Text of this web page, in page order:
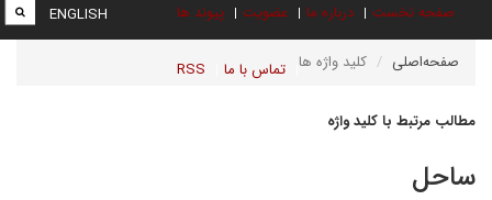
صفحه نخست درباره ما عضویت پیوند ها
تماس با ما RSS
ENGLISH
صفحه‌اصلی کلید واژه ها
مطالب مرتبط با کلید واژه
ساحل